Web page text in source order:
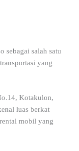
sebagai salah satu
yang
Kotakulon,
luas berkat
mobil yang